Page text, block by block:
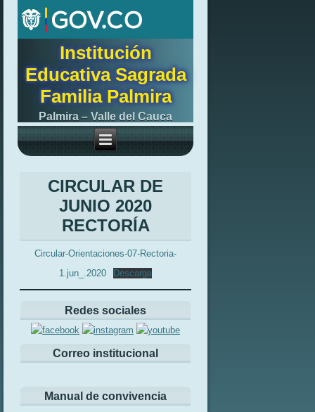
Institución
Educativa Sagrada
Familia Palmira
Palmira – Valle del Cauca
CIRCULAR DE
JUNIO 2020
RECTORÍA
Circular-Orientaciones-07-Rectoria-
1.jun_.2020
Descarga
Redes sociales
Correo institucional
Manual de convivencia